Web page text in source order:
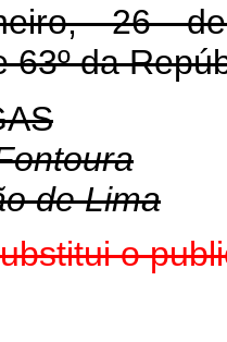
26
63º da
de Lima
o